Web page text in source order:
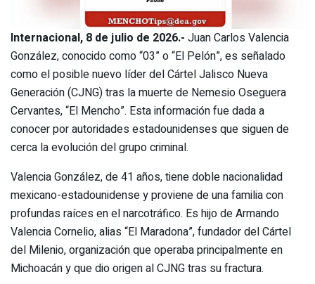
Internacional, 8 de julio de 2026.- Juan Carlos Valencia
González, conocido como “03” o “El Pelón”, es señalado
como el posible nuevo líder del Cártel Jalisco Nueva
Generación (CJNG) tras la muerte de Nemesio Oseguera
Cervantes, “El Mencho”. Esta información fue dada a
conocer por autoridades estadounidenses que siguen de
cerca la evolución del grupo criminal.
Valencia González, de 41 años, tiene doble nacionalidad
mexicano-estadounidense y proviene de una familia con
profundas raíces en el narcotráfico. Es hijo de Armando
Valencia Cornelio, alias “El Maradona”, fundador del Cártel
del Milenio, organización que operaba principalmente en
Michoacán y que dio origen al CJNG tras su fractura.